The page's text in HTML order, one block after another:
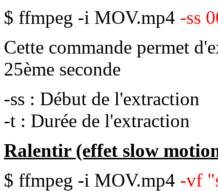
$ ffmpeg -i MOV.mp4 -ss
Cette commande permet
25ème seconde
-ss : Début de l'extraction
-t : Durée de l'extraction
Ralentir (effet slow
$ ffmpeg -i MOV.mp4 -vf